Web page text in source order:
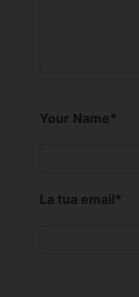
Your Name*
La tua email*